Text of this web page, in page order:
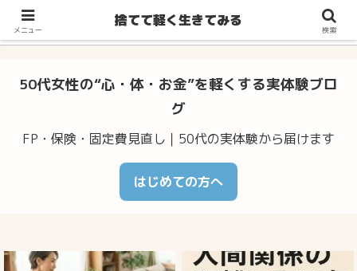
不安・体調のゆらぎ・お金の心配…50代からの暮らしをラクに整え
るヒント
50代女性の“心・体・お金”を軽くする実体験ブロ
グ
FP・保険・固定費見直し｜50代の実体験から届けます
はじめての方へ
メニュー
捨てて軽く生きてみる
検索